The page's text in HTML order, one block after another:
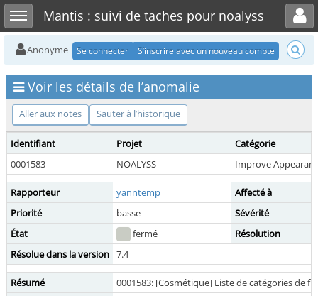
Toggle sidebarMantis : suivi de taches pour noalyss
Toggle user menu
Anonyme Se connecter S’inscrire avec un nouveau compte
Voir les détails de l’anomalie
Aller aux notes Sauter à l’historique
Identifiant Projet
Catégorie
0001583
NOALYSS Improve
Rapporteur yanntemp
Affecté à
Priorité
basse
Sévérité
État
fermé
Résolution
Résolue dans la version 7.4
Résumé
0001583: [Cosmétique] Liste de catégories de